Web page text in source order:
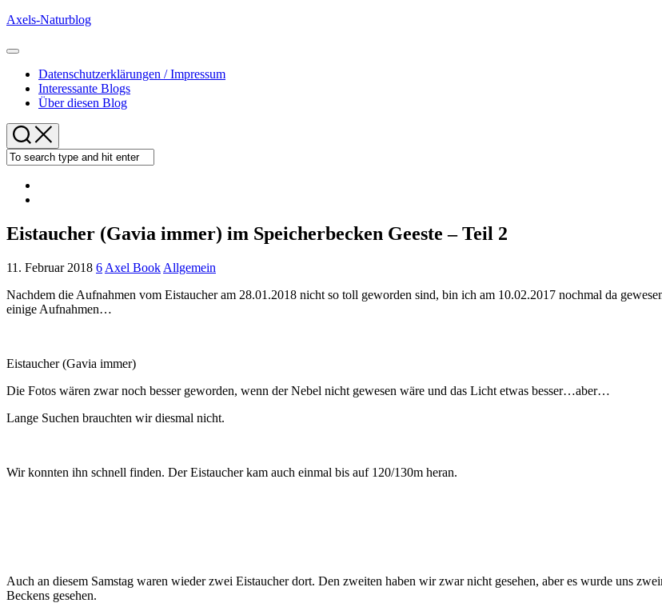
Skip
content
Axels-Naturblog
Expand
Datenschutzerklärungen / Impressum
Interessante Blogs
Über diesen Blog
Eistaucher (Gavia immer) im Speicherbecken Geeste – Teil 2
11. Februar 2018 6 Axel Book Allgemein
Nachdem die Aufnahmen vom Eistaucher am 28.01.2018 nicht so toll geworden sind, bin ich am 10.02.2017 nochmal da
einige Aufnahmen…
Eistaucher (Gavia immer)
Die Fotos wären zwar noch besser geworden, wenn der Nebel nicht gewesen wäre und das Licht etwas besser…aber…
Lange Suchen brauchten wir diesmal nicht.
Wir konnten ihn schnell finden. Der Eistaucher kam auch einmal bis auf 120/130m heran.
Auch an diesem Samstag waren wieder zwei Eistaucher dort. Den zweiten haben wir zwar nicht gesehen, aber es wurde uns
Beckens gesehen.